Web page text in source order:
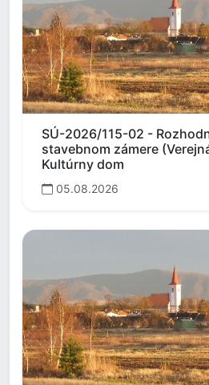
SÚ-2026/115-02 -
stavebnom zámere
Kultúrny dom
05.08.2026